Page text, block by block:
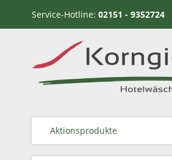
Service-Hotline: 02151 - 9352724
Aktionsprodukte